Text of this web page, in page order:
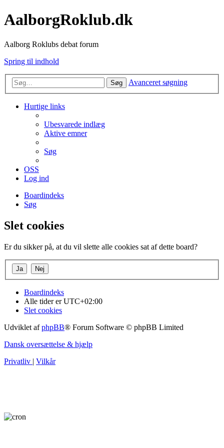
AalborgRoklub.dk
Aalborg Roklubs debat forum
Spring til indhold
Søg Avanceret søgning
Hurtige links
Ubesvarede indlæg
Aktive emner
Søg
OSS
Log ind
Boardindeks
Søg
Slet cookies
Er du sikker på, at du vil slette alle cookies sat af dette board?
Boardindeks
Alle tider erUTC+02:00
Slet cookies
Udviklet afphpBB® Forum Software © phpBB Limited
Dansk oversættelse & hjælp
Privatliv | Vilkår